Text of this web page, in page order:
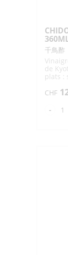
千鳥酢
de
plats :
CHF
-